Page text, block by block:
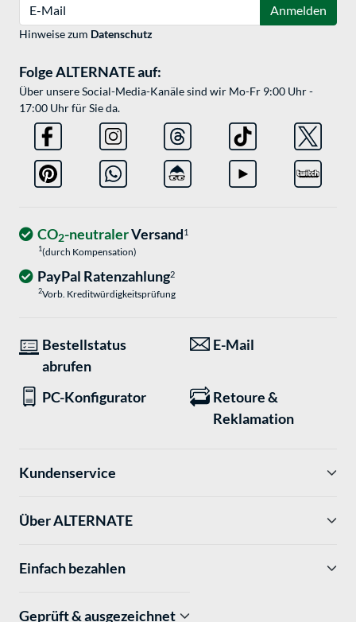
Anmelden
Hinweise zum Datenschutz
Folge ALTERNATE auf:
Über unsere Social-Media-Kanäle sind wir Mo-Fr 9:00 Uhr -
17:00 Uhr für Sie da.
CO2-neutralerVersand1
1(durch Kompensation)
PayPal Ratenzahlung2
2Vorb. Kreditwürdigkeitsprüfung
Bestellstatus
abrufen
E-Mail
PC-Konfigurator
Retoure &
Reklamation
Kundenservice
Über ALTERNATE
Einfach bezahlen
Geprüft & ausgezeichnet